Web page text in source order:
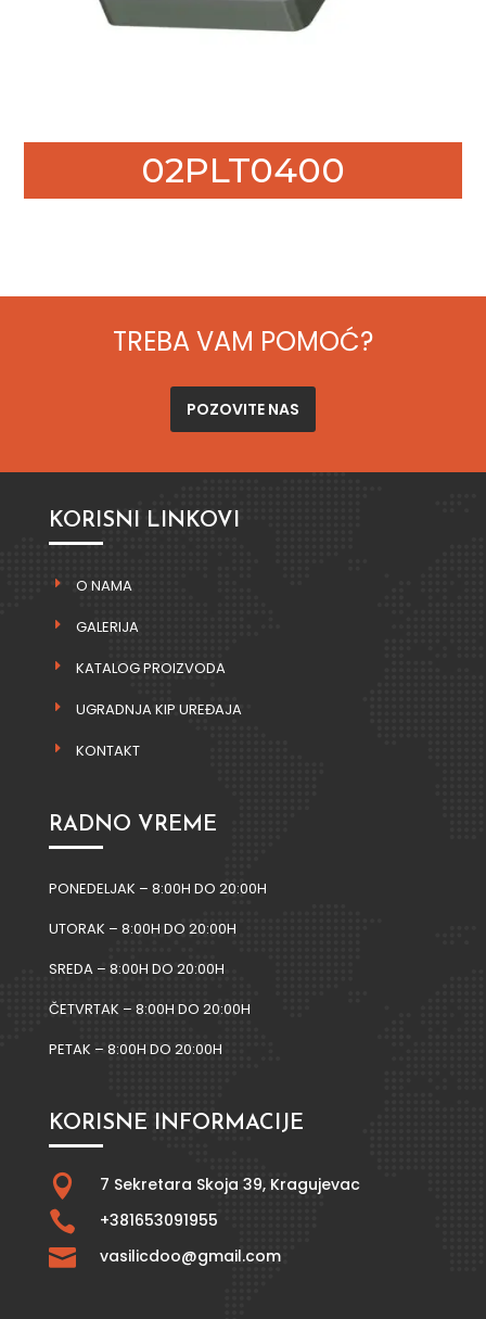
02PLT0400
TREBA VAM POMOĆ?
POZOVITE NAS
KORISNI LINKOVI
O NAMA
GALERIJA
KATALOG PROIZVODA
UGRADNJA KIP UREĐAJA
KONTAKT
RADNO VREME
PONEDELJAK – 8:00H DO 20:00H
UTORAK – 8:00H DO 20:00H
SREDA – 8:00H DO 20:00H
ČETVRTAK – 8:00H DO 20:00H
PETAK – 8:00H DO 20:00H
KORISNE INFORMACIJE
 7 Sekretara Skoja 39, Kragujevac
 +381653091955
 vasilicdoo@gmail.com